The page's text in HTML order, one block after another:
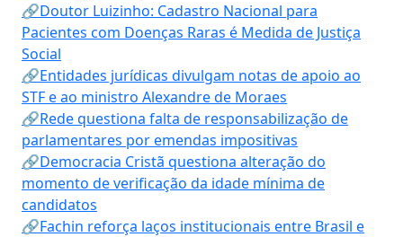
🔗Doutor Luizinho: Cadastro Nacional para
Pacientes com Doenças Raras é Medida de Justiça
Social
🔗Entidades jurídicas divulgam notas de apoio ao
STF e ao ministro Alexandre de Moraes
🔗Rede questiona falta de responsabilização de
parlamentares por emendas impositivas
🔗Democracia Cristã questiona alteração do
momento de verificação da idade mínima de
candidatos
🔗Fachin reforça laços institucionais entre Brasil e